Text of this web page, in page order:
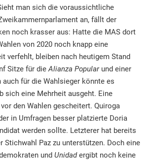
man sich die voraussichtliche
an, fällt der
noch krasser aus: Hatte die MAS dort
von 2020 noch knapp eine
verfehlt, bleiben nach heutigem Stand
Sitze für dieAlianza Popular und einer
auch für die Wahlsieger könnte es
sich eine Mehrheit ausgeht. Eine
den Wahlen gescheitert. Quiroga
in Umfragen besser platzierte Doria
werden sollte. Letzterer hat bereits
Stichwahl Paz zu unterstützen. Doch eine
und Unidadergibt noch keine